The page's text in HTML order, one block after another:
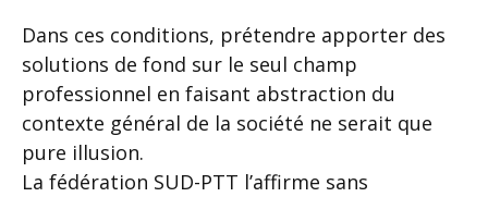
Dans ces conditions, prétendre apporter des
solutions de fond sur le seul champ
professionnel en faisant abstraction du
contexte général de la société ne serait que
pure illusion.
La fédération SUD-PTT l’affirme sans